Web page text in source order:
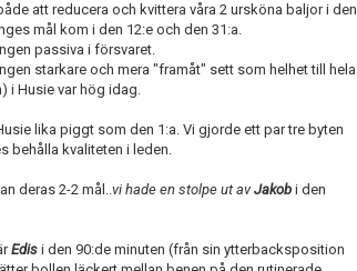
att reducera och kvittera våra 2 ursköna baljor i den
mål kom i den 12:e och den 31:a.
passiva i försvaret.
starkare och mera "framåt" sett som helhet till hela
i Husie var hög idag.
lika piggt som den 1:a. Vi gjorde ett par tre byten
behålla kvaliteten i leden.
deras 2-2 mål..vi hade en stolpe ut avJakob i den
Edis i den 90:de minuten (från sin ytterbacksposition